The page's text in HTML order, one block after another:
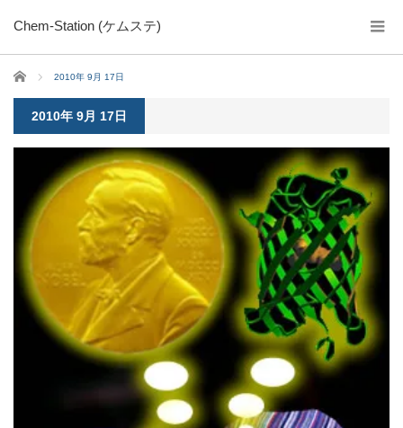
Chem-Station (ケムステ)
ホーム 2010年 9月 17日
2010年 9月 17日